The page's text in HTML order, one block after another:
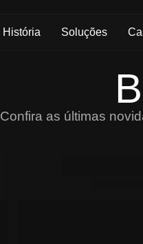
História Soluções
Confira as últimas